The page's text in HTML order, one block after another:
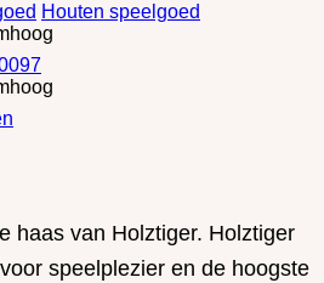
Houten speelgoed
haas van Holztiger. Holztiger
speelplezier en de hoogste